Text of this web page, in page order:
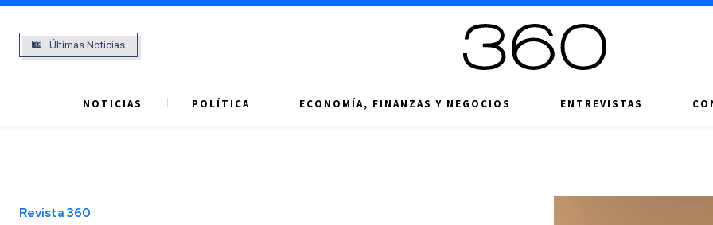
Últimas Noticias
NOTICIAS POLÍTICA ECONOMÍA, FINANZAS Y NEGOCIOS ENTREVISTAS
Revista 360